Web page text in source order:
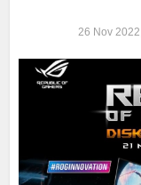
26 Nov